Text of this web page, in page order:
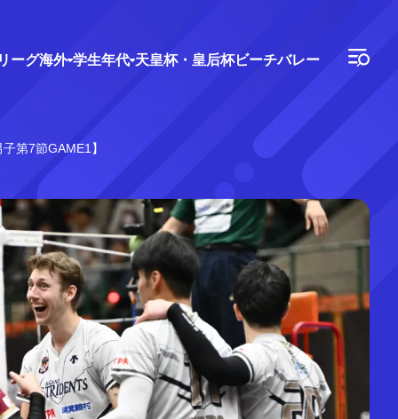
ーグ海外 学生年代 天皇杯・皇后杯ビーチバレー
第7節GAME1】